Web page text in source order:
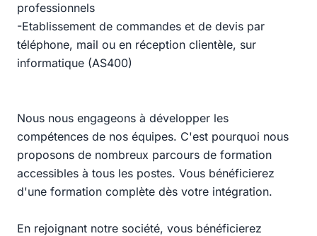
professionnels
-Etablissement de commandes et de devis par
téléphone, mail ou en réception clientèle, sur
informatique (AS400)
Nous nous engageons à développer les
compétences de nos équipes. C'est pourquoi nous
proposons de nombreux parcours de formation
accessibles à tous les postes. Vous bénéficierez
d'une formation complète dès votre intégration.
En rejoignant notre société, vous bénéficierez